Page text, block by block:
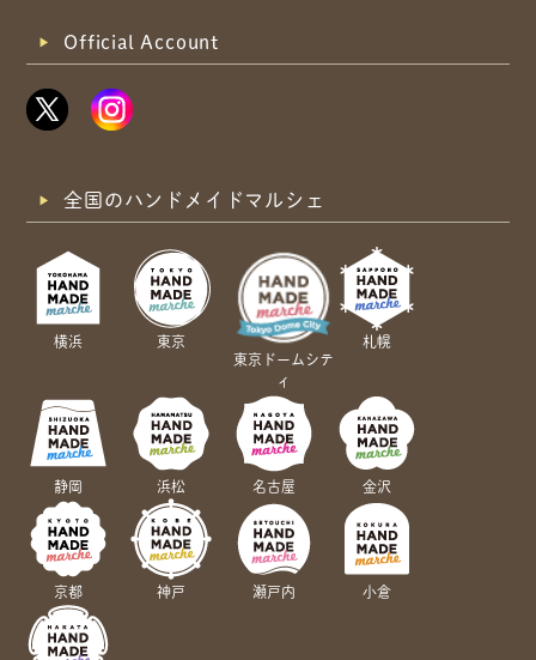
Official Account
全国のハンドメイドマルシェ
横浜
東京
東京ドームシテ
ィ
札幌
静岡 浜松 名古屋 金沢
京都 神戸 瀬戸内 小倉